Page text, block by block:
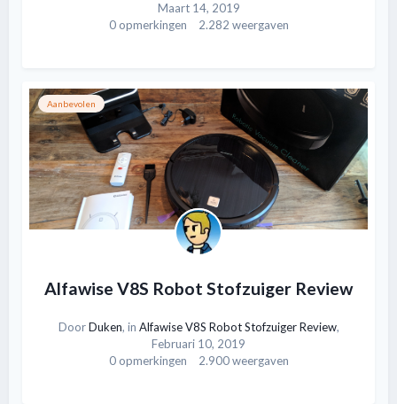
Maart 14, 2019
0 opmerkingen
2.282 weergaven
Aanbevolen
Alfawise V8S Robot Stofzuiger Review
DoorDuken, in Alfawise V8S Robot Stofzuiger Review,
Februari 10, 2019
0 opmerkingen
2.900 weergaven